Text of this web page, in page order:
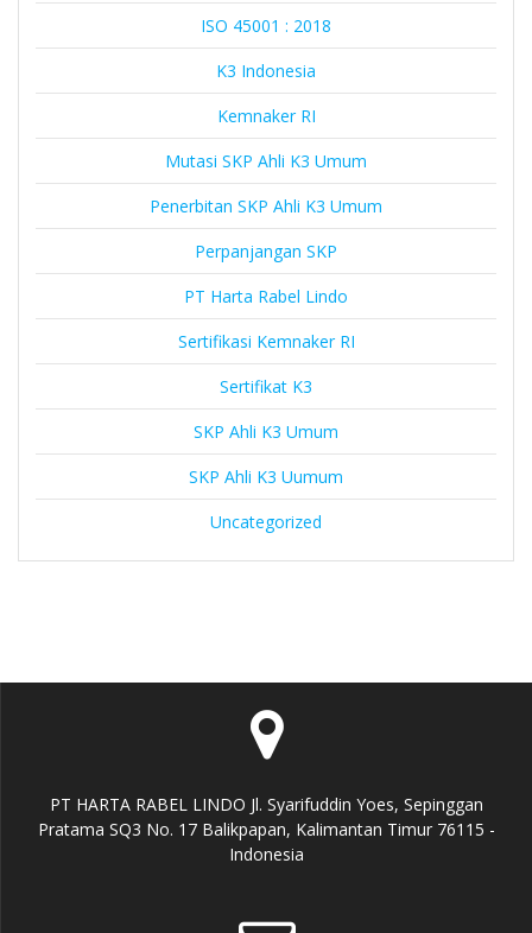
ISO 45001 : 2018
K3 Indonesia
Kemnaker RI
Mutasi SKP Ahli K3 Umum
Penerbitan SKP Ahli K3 Umum
Perpanjangan SKP
PT Harta Rabel Lindo
Sertifikasi Kemnaker RI
Sertifikat K3
SKP Ahli K3 Umum
SKP Ahli K3 Uumum
Uncategorized
PT HARTA RABEL LINDO Jl. Syarifuddin Yoes, Sepinggan
Pratama SQ3 No. 17 Balikpapan, Kalimantan Timur 76115 -
Indonesia